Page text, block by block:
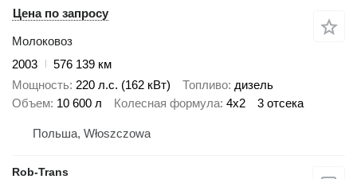
Цена по запросу
Молоковоз
2003
576 139 км
Мощность 220 л.с. (162 кВт) Топливо дизель
Объем 10 600 л Колесная формула 4x2 3 отсека
Польша, Włoszczowa
Rob-Trans